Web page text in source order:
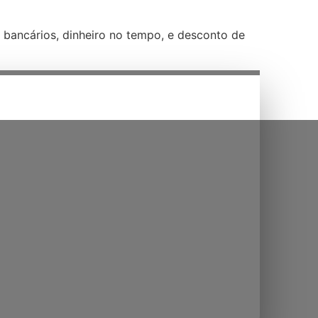
dinheiro no tempo, e desconto de